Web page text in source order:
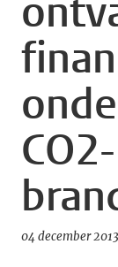
04 december 2013